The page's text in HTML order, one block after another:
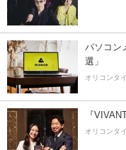
パソコン
選」
オリコンタ
『
オリコンタ